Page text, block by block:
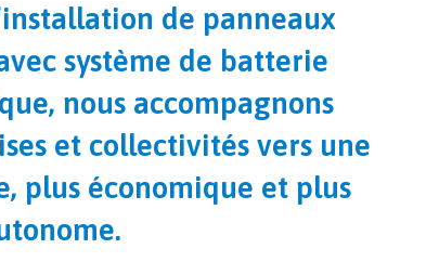
de panneaux
système de batterie
, nous accompagnons
et collectivités vers une
plus économique et plus